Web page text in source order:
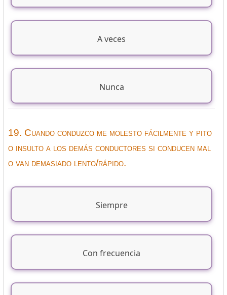
A veces
Nunca
19. Cuando conduzco me molesto fácilmente y pito
o insulto a los demás conductores si conducen mal
o van demasiado lento/rápido.
Siempre
Con frecuencia